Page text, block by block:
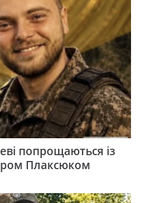
попрощаються із
Плаксюком